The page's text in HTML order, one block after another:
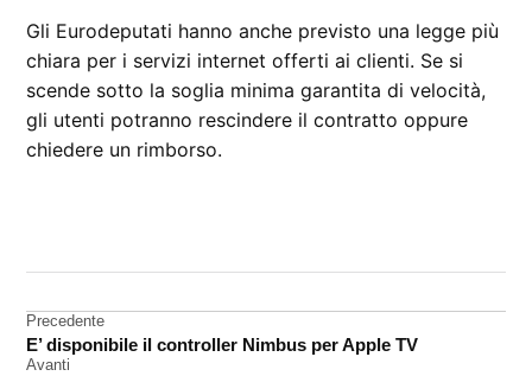
Gli Eurodeputati hanno anche previsto una legge più
chiara per i servizi internet offerti ai clienti. Se si
scende sotto la soglia minima garantita di velocità,
gli utenti potranno rescindere il contratto oppure
chiedere un rimborso.
roaming
Navigazione
articoli
Precedente
E’ disponibile il controller Nimbus per Apple TV
Avanti